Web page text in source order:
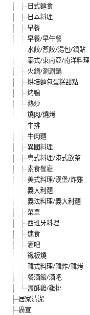
日式麵食
日本料理
早餐
早餐/早午餐
水餃/蒸餃/湯包/鍋貼
泰式/東南亞/南洋料理
火鍋/涮涮鍋
烘培麵包蛋糕甜點
烤鴨
熱炒
燒肉/燒烤
牛排
牛肉麵
異國料理
粵式料理/港式飲茶
素食餐廳
美式料理/漢堡/炸雞
義大利麵
義法料理/義大利麵
菜單
西班牙料理
速食
酒吧
鐵板燒
韓式料理/韓炸/韓烤
餐酒館/酒吧
鹽酥雞/雞排
居家清潔
廣宣